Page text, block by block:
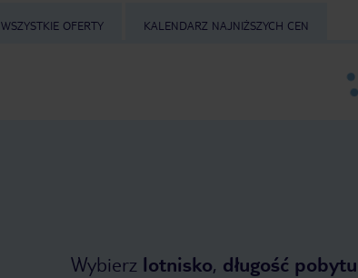
WSZYSTKIE OFERTY KALENDARZ NAJNIŻSZYCH CEN
Wybierz lotnisko, długość pobytu